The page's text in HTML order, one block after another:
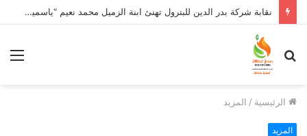
نقابة شركة بدر الدين للبترول تهنئ ابنة الزميل محمد نعيم “ياسمين” بتخرجها وتفوقها
بحث
عن
الرئيسية / المزيد
المزيد